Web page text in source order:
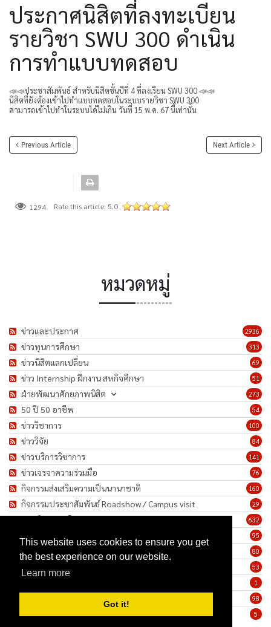
This website uses cookies to ensure you get
the best experience on our website.
Learn more
Got it!
ประกาศนิสิตที่ลงทะเบียน
รายวิชา SWU 300 ดำเนิน
การทำแบบทดสอบ
📣📣ประชาสัมพันธ์ สำหรับนิสิตชั้นปีที่ 4 ที่ลงเรียน SWU 300 📣📣
นิสิตที่ยังต้องเข้าไปทำแบบทดสอบในระบบรายวิชา SWU 300
สามารถเข้าไปทำในระบบได้ไม่เกิน วันที่ 15 พ.ค. 67 นี้เท่านั้น
Previous Article Next Article
1294 Rate this article: 5.0
หมวดหมู่
2936
ข่าวและประกาศ
313
ข่าวทุนการศึกษา
69
ข่าวนิสิตแลกเปลี่ยน
51
ข่าว Internship ฝึกงาน สหกิจศึกษา
273
ฝ่ายพัฒนาศักยภาพนิสิต
54
50 ปี 50 อาชีพ
100
ข่าววิชาการ
84
ข่าววิจัย
141
ข่าวบริการวิชาการ
76
ข่าวเจรจาความร่วมมือ
160
กิจกรรมส่งเสริมความเป็นนานาชาติ
29
กิจกรรมประชาสัมพันธ์ Roadshow / Campus visit
632
ภาพกิจกรรม/โครงการ
95
80
ทำนุบำรุงศิลปวัฒนธรรม
53
ข่าวประกาศรับสมัครงาน
1
98
5
มาตรการป้องกันการแพร่ระบาดของเชื้อโรค COVID-19